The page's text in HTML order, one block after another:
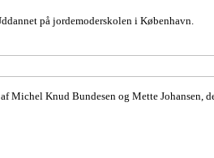
på jordemoderskolen i København.
Michel Knud Bundesen og Mette